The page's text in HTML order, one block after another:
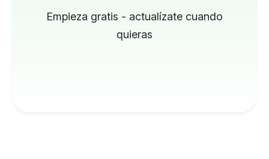
Empieza gratis - actualízate cuando
quieras